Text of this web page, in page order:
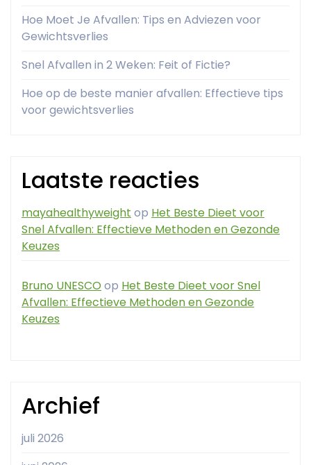
Hoe Moet Je Afvallen: Tips en Adviezen voor
Gewichtsverlies
Snel Afvallen in 2 Weken: Feit of Fictie?
Hoe op de beste manier afvallen: Effectieve tips
voor gewichtsverlies
Laatste reacties
mayahealthyweight op Het Beste Dieet voor
Snel Afvallen: Effectieve Methoden en Gezonde
Keuzes
Bruno UNESCO op Het Beste Dieet voor Snel
Afvallen: Effectieve Methoden en Gezonde
Keuzes
Archief
juli 2026